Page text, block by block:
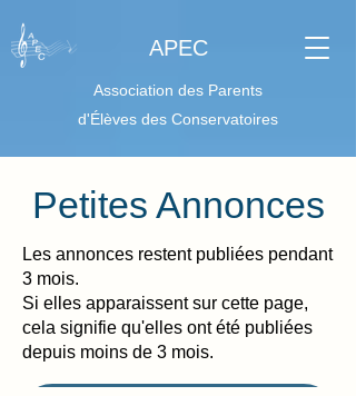
APEC
Association des Parents
d'Élèves des Conservatoires
Petites Annonces
Les annonces restent publiées pendant
3 mois.
Si elles apparaissent sur cette page,
cela signifie qu'elles ont été publiées
depuis moins de 3 mois.